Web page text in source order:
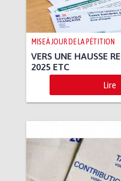
MISE À JOUR DE LA PÉTITION
VERS UNE HAUSSE
2025 ETC
Lire